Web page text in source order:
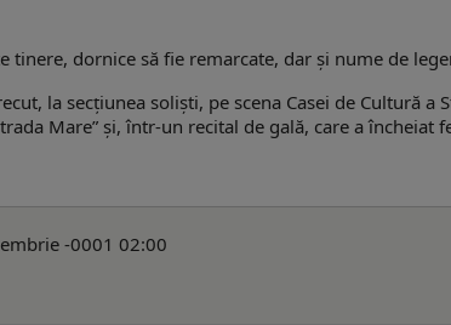
tinere, dornice să fie remarcate, dar şi nume de
la secţiunea solişti, pe scena Casei de Cultură a
Mare” şi, într-un recital de gală, care a încheiat
-0001 02:00